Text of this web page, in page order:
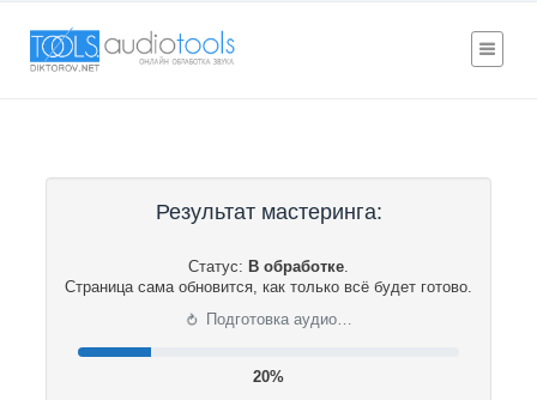
Результат мастеринга:
Статус: В обработке.
Страница сама обновится, как только всё будет готово.
⟳ Подготовка аудио…
21%